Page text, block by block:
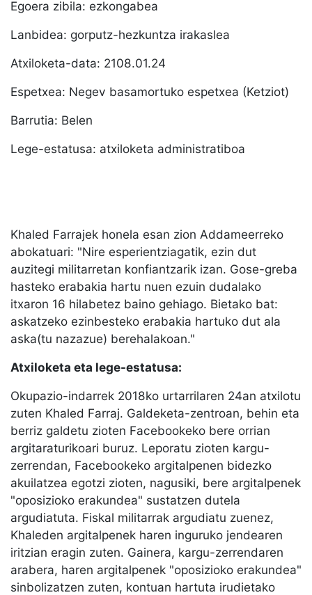
Egoera zibila: ezkongabea
Lanbidea: gorputz-hezkuntza irakaslea
Atxiloketa-data: 2108.01.24
Espetxea: Negev basamortuko espetxea (Ketziot)
Barrutia: Belen
Lege-estatusa: atxiloketa administratiboa
Khaled Farrajek honela esan zion Addameerreko
abokatuari: "Nire esperientziagatik, ezin dut
auzitegi militarretan konfiantzarik izan. Gose-greba
hasteko erabakia hartu nuen ezuin dudalako
itxaron 16 hilabetez baino gehiago. Bietako bat:
askatzeko ezinbesteko erabakia hartuko dut ala
aska(tu nazazue) berehalakoan."
Atxiloketa eta lege-estatusa:
Okupazio-indarrek 2018ko urtarrilaren 24an atxilotu
zuten Khaled Farraj. Galdeketa-zentroan, behin eta
berriz galdetu zioten Facebookeko bere orrian
argitaraturikoari buruz. Leporatu zioten kargu-
zerrendan, Facebookeko argitalpenen bidezko
akuilatzea egotzi zioten, nagusiki, bere argitalpenek
"oposizioko erakundea" sustatzen dutela
argudiatuta. Fiskal militarrak argudiatu zuenez,
Khaleden argitalpenek haren inguruko jendearen
iritzian eragin zuten. Gainera, kargu-zerrendaren
arabera, haren argitalpenek "oposizioko erakundea"
sinbolizatzen zuten, kontuan hartuta irudietako